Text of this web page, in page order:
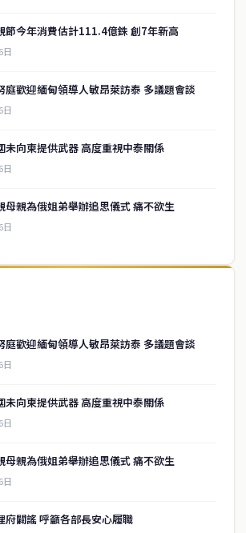
節今年消費估計111.4億銖 創7年新高
日
庭歡迎緬甸領導人敏昂萊訪泰 多議題會談
日
未向柬提供武器 高度重視中泰關係
日
母親為俄姐弟舉辦追思儀式 痛不欲生
日
庭歡迎緬甸領導人敏昂萊訪泰 多議題會談
日
未向柬提供武器 高度重視中泰關係
日
母親為俄姐弟舉辦追思儀式 痛不欲生
日
府闢謠 呼籲各部長安心履職
是一家總部設於曼谷的中文新聞媒體，致力於
中文新聞內容。
房地產